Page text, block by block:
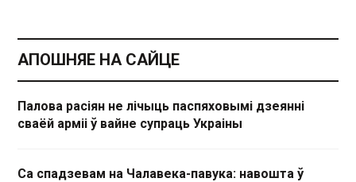
АПОШНЯЕ НА САЙЦЕ
Палова расіян не лічыць паспяховымі дзеянні
сваёй арміі ў вайне супраць Украіны
Са спадзевам на Чалавека-павука: навошта ў